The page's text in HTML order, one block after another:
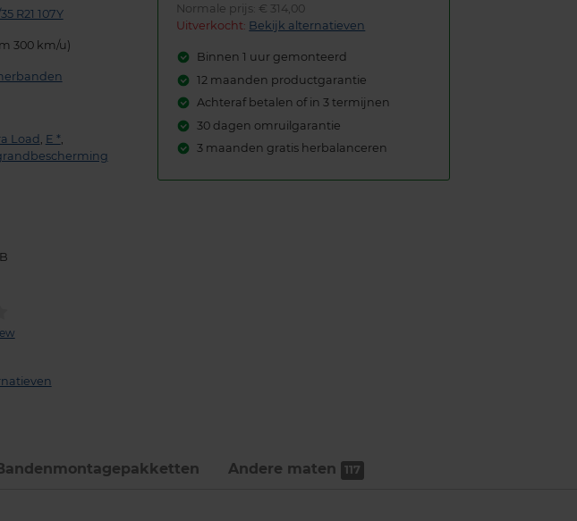
R21 107Y
300 km/u)
Load , E *,
Normale prijs: € 314,00
Uitverkocht: Bekijk alternatieven
Binnen 1 uur gemonteerd
12 maanden productgarantie
Achteraf betalen of in 3 termijnen
30 dagen omruilgarantie
3 maanden gratis herbalanceren
Andere maten 117